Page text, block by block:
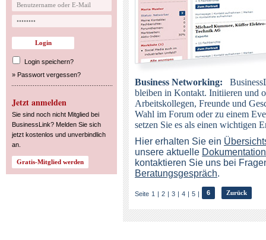
Login speichern?
» Passwort vergessen?
Jetzt anmelden
Sie sind noch nicht Mitglied bei
BusinessLink? Melden Sie sich
jetzt kostenlos und unverbindlich
an.
Business Networking:
bleiben in Kontakt. Initiieren und
Arbeitskollegen, Freunde und
Wahl im Forum oder zu einem
setzen Sie es als einen wichtigen
Hier erhalten Sie ein
unsere aktuelle Dokumentation
kontaktieren Sie uns bei
Beratungsgespräch.
Seite 1 | 2 | 3 | 4 | 5 | 6 Zurück